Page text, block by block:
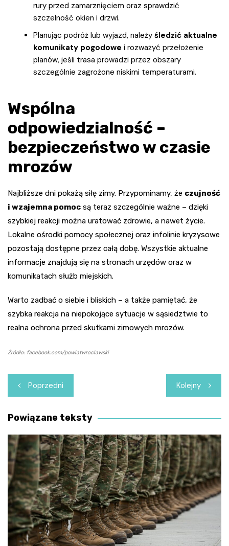
rury przed zamarznięciem oraz sprawdzić
szczelność okien i drzwi.
Planując podróż lub wyjazd, należy śledzić aktualne
komunikaty pogodowe i rozważyć przełożenie
planów, jeśli trasa prowadzi przez obszary
szczególnie zagrożone niskimi temperaturami.
Wspólna
odpowiedzialność –
bezpieczeństwo w czasie
mrozów
Najbliższe dni pokażą siłę zimy. Przypominamy, że czujność
i wzajemna pomoc są teraz szczególnie ważne – dzięki
szybkiej reakcji można uratować zdrowie, a nawet życie.
Lokalne ośrodki pomocy społecznej oraz infolinie kryzysowe
pozostają dostępne przez całą dobę. Wszystkie aktualne
informacje znajdują się na stronach urzędów oraz w
komunikatach służb miejskich.
Warto zadbać o siebie i bliskich – a także pamiętać, że
szybka reakcja na niepokojące sytuacje w sąsiedztwie to
realna ochrona przed skutkami zimowych mrozów.
Źródło: facebook.com/powiatwroclawski
Nawigacja
wpisu
Poprzedni Kolejny
Powiązane teksty